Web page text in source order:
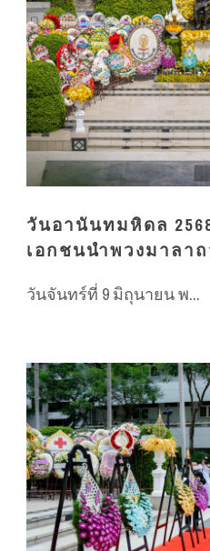
วันอานันทมหิดล
เอกชนนำพวงมาลา
วันจันทร์ที่ 9 มิถุนายน พ...